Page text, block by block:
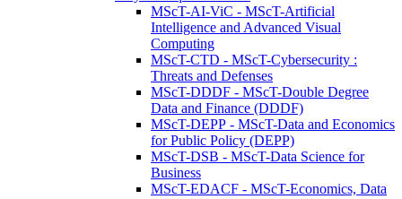
MScT-AI-ViC - MScT-Artificial
Intelligence and Advanced Visual
Computing
MScT-CTD - MScT-Cybersecurity :
Threats and Defenses
MScT-DDDF - MScT-Double Degree
Data and Finance (DDDF)
MScT-DEPP - MScT-Data and Economics
for Public Policy (DEPP)
MScT-DSB - MScT-Data Science for
Business
MScT-EDACF - MScT-Economics, Data